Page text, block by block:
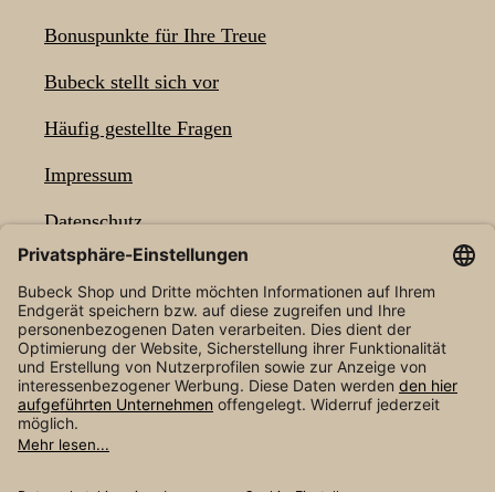
Bonuspunkte für Ihre Treue
Bubeck stellt sich vor
Häufig gestellte Fragen
Impressum
Datenschutz
Barrierefreiheit
NEWSLETTER